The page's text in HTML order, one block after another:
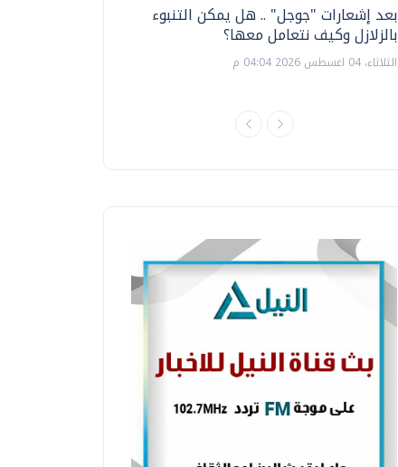
بعد إشعارات "جوجل" .. هل يمكن التنبوء
بالزلازل وكيف نتعامل معها؟
الثلاثاء، 04 اغسطس 2026 04:04 م